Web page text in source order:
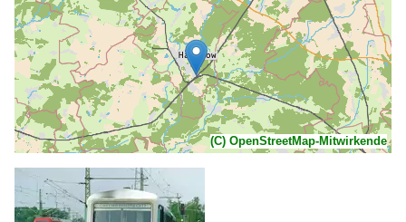
(C) OpenStreetMap-Mitwirkende